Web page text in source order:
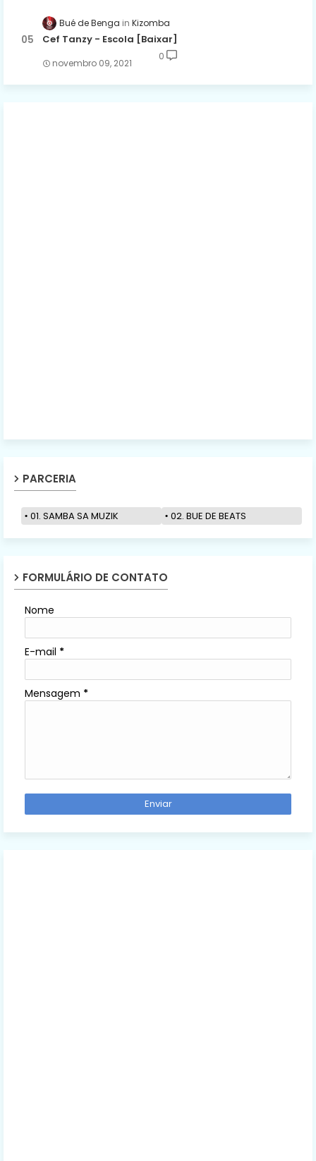
Bué de Benga Kizomba
Cef Tanzy - Escola [Baixar]
novembro 09, 2021
0
PARCERIA
01. SAMBA SA MUZIK 02. BUE DE BEATS
FORMULÁRIO DE CONTATO
Nome
E-mail *
Mensagem *